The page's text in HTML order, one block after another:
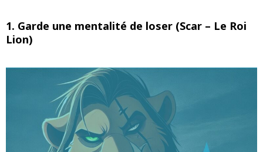
1. Garde une mentalité de loser (Scar – Le Roi
Lion)